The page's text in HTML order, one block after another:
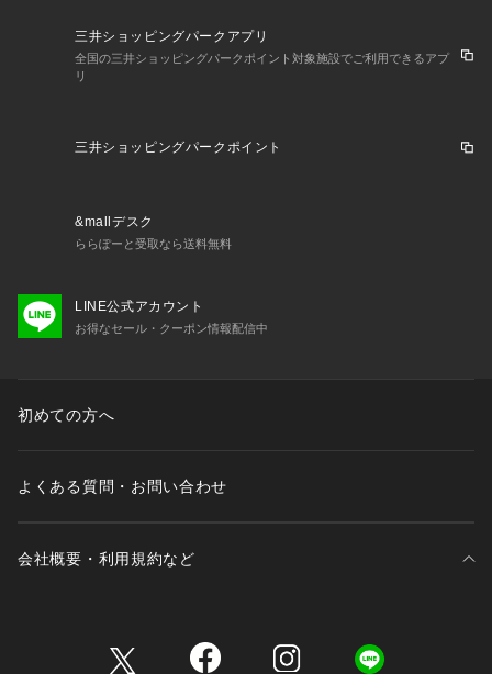
三井ショッピングパークアプリ
全国の三井ショッピングパークポイント対象施設でご利用できるアプ
リ
三井ショッピングパークポイント
&mallデスク
ららぽーと受取なら送料無料
LINE公式アカウント
お得なセール・クーポン情報配信中
初めての方へ
よくある質問・お問い合わせ
会社概要・利用規約など